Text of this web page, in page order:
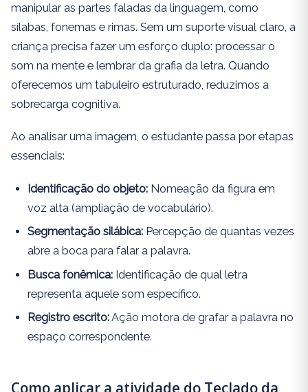
manipular as partes faladas da linguagem, como
sílabas, fonemas e rimas. Sem um suporte visual claro, a
criança precisa fazer um esforço duplo: processar o
som na mente e lembrar da grafia da letra. Quando
oferecemos um tabuleiro estruturado, reduzimos a
sobrecarga cognitiva.
Ao analisar uma imagem, o estudante passa por etapas
essenciais:
Identificação do objeto: Nomeação da figura em
voz alta (ampliação de vocabulário).
Segmentação silábica: Percepção de quantas vezes
abre a boca para falar a palavra.
Busca fonêmica: Identificação de qual letra
representa aquele som específico.
Registro escrito:Ação motora de grafar a palavra no
espaço correspondente.
Como aplicar a atividade do Teclado da